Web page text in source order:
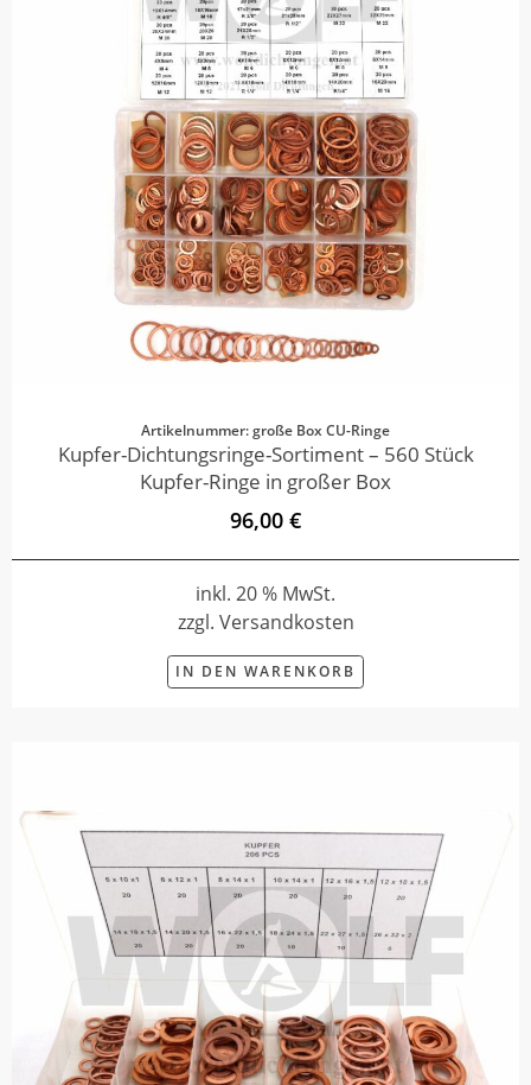
Artikelnummer: große Box CU-Ringe
Kupfer-Dichtungsringe-Sortiment – 560 Stück
Kupfer-Ringe in großer Box
96,00 €
inkl. 20 % MwSt.
zzgl. Versandkosten
IN DEN WARENKORB